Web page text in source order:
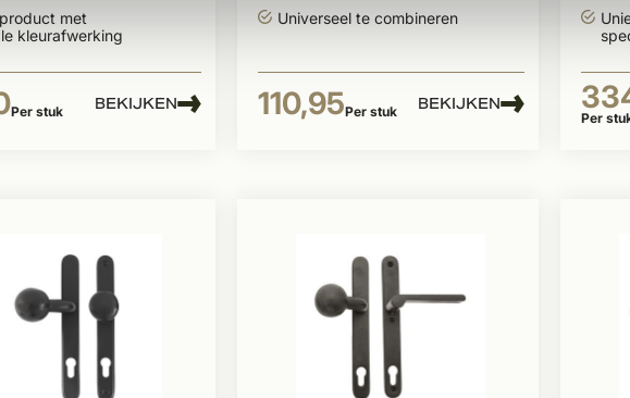
met
kleurafwerking
Per stuk BEKIJKEN
Universeel te combineren
110,95Per stuk BEKIJKEN
Per